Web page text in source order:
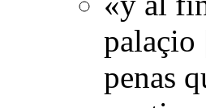
palaçio
penas